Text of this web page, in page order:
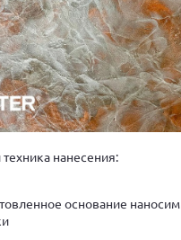
нанесения:
основание наносим